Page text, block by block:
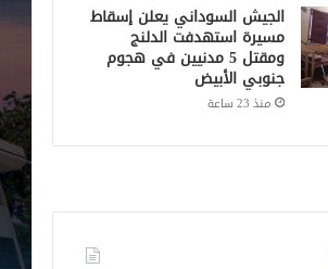
الجيش السوداني يعلن إسقاط
مسيرة استهدفت الدلنج
ومقتل 5 مدنيين في هجوم
جنوبي الأبيض
منذ 23 ساعة